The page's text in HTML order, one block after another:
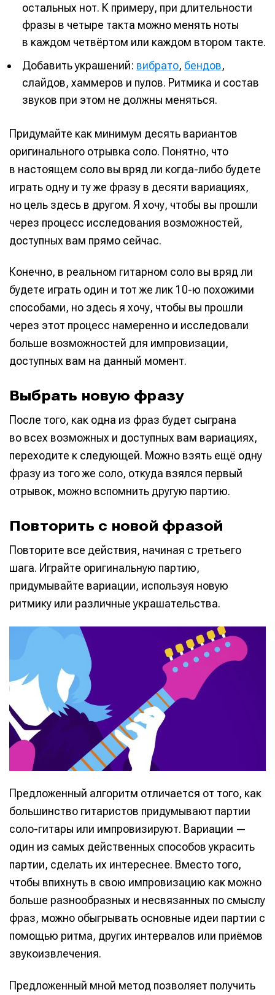
Написание
Исполнение
Инструменты
Оборудование
Софт
Индустрия
Написание
Исполнение
Инструменты
Оборудование
Софт
Индустрия
остальных нот. К примеру, при длительности
фразы в четыре такта можно менять ноты
в каждом четвёртом или каждом втором такте.
Добавить украшений: вибрато, бендов,
слайдов, хаммеров и пулов. Ритмика и состав
звуков при этом не должны меняться.
Придумайте как минимум десять вариантов
оригинального отрывка соло. Понятно, что
в настоящем соло вы вряд ли когда-либо будете
играть одну и ту же фразу в десяти вариациях,
но цель здесь в другом. Я хочу, чтобы вы прошли
через процесс исследования возможностей,
доступных вам прямо сейчас.
Конечно, в реальном гитарном соло вы вряд ли
будете играть один и тот же лик 10-ю похожими
способами, но здесь я хочу, чтобы вы прошли
через этот процесс намеренно и исследовали
больше возможностей для импровизации,
доступных вам на данный момент.
Выбрать новую фразу
После того, как одна из фраз будет сыграна
во всех возможных и доступных вам вариациях,
переходите к следующей. Можно взять ещё одну
фразу из того же соло, откуда взялся первый
отрывок, можно вспомнить другую партию.
Повторить с новой фразой
Повторите все действия, начиная с третьего
шага. Играйте оригинальную партию,
придумывайте вариации, используя новую
ритмику или различные украшательства.
Предложенный алгоритм отличается от того, как
большинство гитаристов придумывают партии
соло-гитары или импровизируют. Вариации —
один из самых действенных способов украсить
партии, сделать их интереснее. Вместо того,
чтобы впихнуть в свою импровизацию как можно
больше разнообразных и несвязанных по смыслу
фраз, можно обыгрывать основные идеи партии с
помощью ритма, других интервалов или приёмов
звукоизвлечения.
Предложенный мной метод позволяет получить